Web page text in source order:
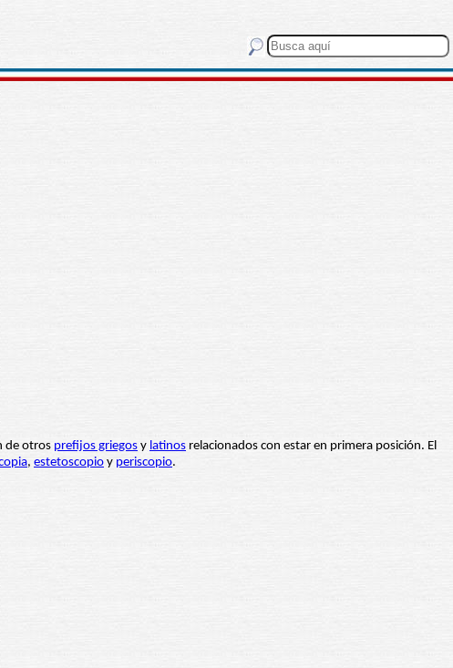
de otros prefijos griegos y latinos relacionados con estar en primera posición. El
, estetoscopio y periscopio.